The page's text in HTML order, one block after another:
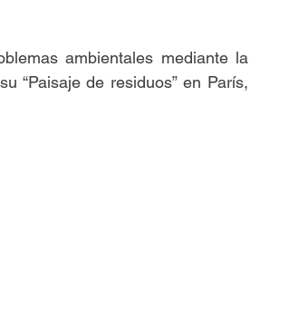
ambientales mediante la
“Paisaje de residuos” en París,